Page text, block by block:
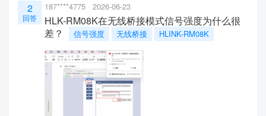
2
回答
187****4775 2026-06-23
HLK-RM08K在无线桥接模式信号强度为什么很
差？
信号强度 无线桥接 HLINK-RM08K